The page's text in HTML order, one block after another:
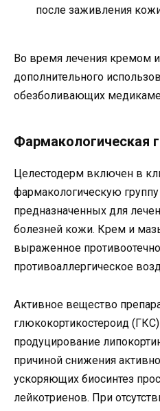
после заживления
Во время лечения кремом
дополнительного
обезболивающих
Фармакологическая
Целестодерм включен в
фармакологическую
предназначенных для
болезней кожи. Крем и
выраженное
противоаллергическое
Активное вещество
глюкокортикостероид
продуцирование
причиной снижения
ускоряющих биосинтез
лейкотриенов. При